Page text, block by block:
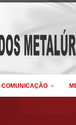
COMUNICAÇÃO